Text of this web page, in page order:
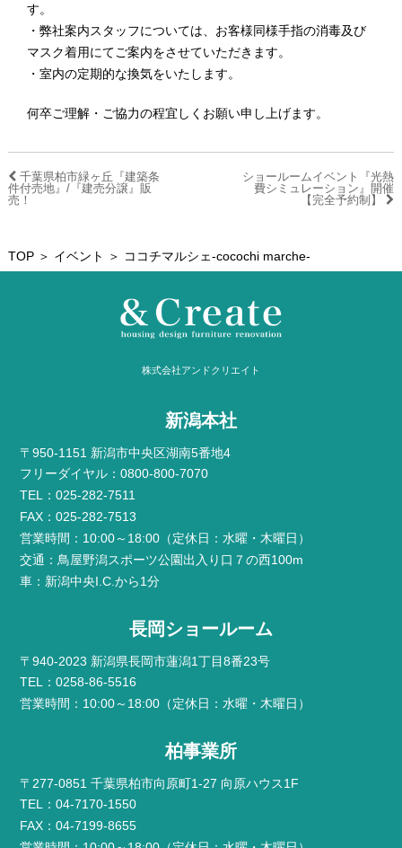
す。
・弊社案内スタッフについては、お客様同様手指の消毒及び
マスク着用にてご案内をさせていただきます。
・室内の定期的な換気をいたします。
何卒ご理解・ご協力の程宜しくお願い申し上げます。
千葉県柏市緑ヶ丘『建築条
件付売地』/『建売分譲』販
売！
ショールームイベント『光熱
費シミュレーション』開催
【完全予約制】
TOP＞ イベント ＞ ココチマルシェ-cocochi marche-
株式会社アンドクリエイト
新潟本社
〒950-1151 新潟市中央区湖南5番地4
フリーダイヤル：0800-800-7070
TEL：025-282-7511
FAX：025-282-7513
営業時間：10:00～18:00（定休日：水曜・木曜日）
交通：鳥屋野潟スポーツ公園出入り口７の西100m
車：新潟中央I.C.から1分
長岡ショールーム
〒940-2023 新潟県長岡市蓮潟1丁目8番23号
TEL：0258-86-5516
営業時間：10:00～18:00（定休日：水曜・木曜日）
柏事業所
〒277-0851 千葉県柏市向原町1-27 向原ハウス1F
TEL：04-7170-1550
FAX：04-7199-8655